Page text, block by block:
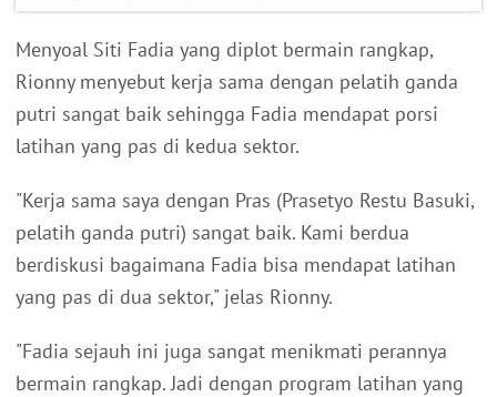
Menyoal Siti Fadia yang diplot bermain rangkap,
Rionny menyebut kerja sama dengan pelatih ganda
putri sangat baik sehingga Fadia mendapat porsi
latihan yang pas di kedua sektor.
"Kerja sama saya dengan Pras (Prasetyo Restu Basuki,
pelatih ganda putri) sangat baik. Kami berdua
berdiskusi bagaimana Fadia bisa mendapat latihan
yang pas di dua sektor," jelas Rionny.
"Fadia sejauh ini juga sangat menikmati perannya
bermain rangkap. Jadi dengan program latihan yang